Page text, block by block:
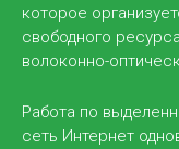
которое
свободного
волоконно-
Работа по
сеть Интернет
Центр